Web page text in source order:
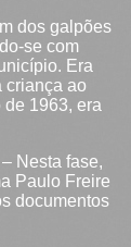
dos galpões
se com
Era
criança ao
de 1963, era
Nesta fase,
Paulo Freire
documentos